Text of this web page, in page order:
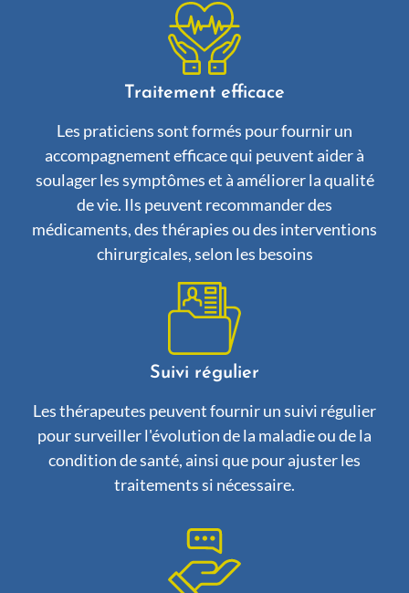
Traitement efficace
Les praticiens sont formés pour fournir un
accompagnement efficace qui peuvent aider à
soulager les symptômes et à améliorer la qualité
de vie. Ils peuvent recommander des
médicaments, des thérapies ou des interventions
chirurgicales, selon les besoins
Suivi régulier
Les thérapeutes peuvent fournir un suivi régulier
pour surveiller l'évolution de la maladie ou de la
condition de santé, ainsi que pour ajuster les
traitements si nécessaire.